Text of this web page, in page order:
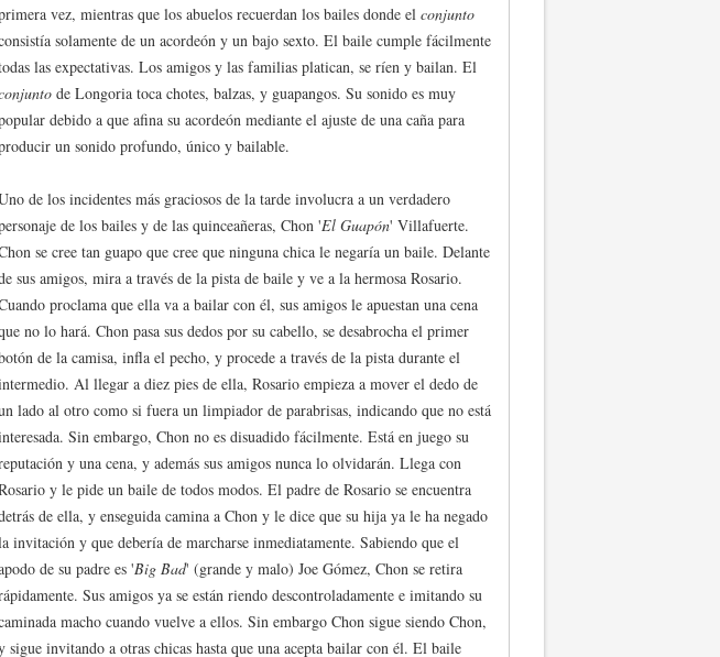
vez, mientras que los abuelos recuerdan los bailes donde el conjunto
solamente de un acordeón y un bajo sexto. El baile cumple fácilmente
las expectativas. Los amigos y las familias platican, se ríen y bailan. El
de Longoria toca chotes, balzas, y guapangos. Su sonido es muy
debido a que afina su acordeón mediante el ajuste de una caña para
un sonido profundo, único y bailable.
de los incidentes más graciosos de la tarde involucra a un verdadero
de los bailes y de las quinceañeras, Chon 'El Guapón' Villafuerte.
se cree tan guapo que cree que ninguna chica le negaría un baile. Delante
sus amigos, mira a través de la pista de baile y ve a la hermosa Rosario.
proclama que ella va a bailar con él, sus amigos le apuestan una cena
no lo hará. Chon pasa sus dedos por su cabello, se desabrocha el primer
de la camisa, infla el pecho, y procede a través de la pista durante el
Al llegar a diez pies de ella, Rosario empieza a mover el dedo de
lado al otro como si fuera un limpiador de parabrisas, indicando que no está
Sin embargo, Chon no es disuadido fácilmente. Está en juego su
y una cena, y además sus amigos nunca lo olvidarán. Llega con
y le pide un baile de todos modos. El padre de Rosario se encuentra
de ella, y enseguida camina a Chon y le dice que su hija ya le ha negado
invitación y que debería de marcharse inmediatamente. Sabiendo que el
de su padre es 'Big Bad' (grande y malo) Joe Gómez, Chon se retira
Sus amigos ya se están riendo descontroladamente e imitando su
macho cuando vuelve a ellos. Sin embargo Chon sigue siendo Chon,
sigue invitando a otras chicas hasta que una acepta bailar con él. El baile